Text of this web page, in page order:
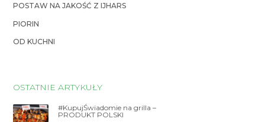
POSTAW NA JAKOŚĆ Z IJHARS
PIORIN
OD KUCHNI
OSTATNIE ARTYKUŁY
#KupujŚwiadomie na grilla –
PRODUKT POLSKI